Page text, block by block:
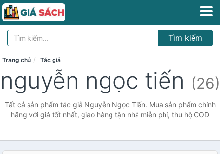
Tìm kiếm
Trang chủ Tác giả
nguyễn ngọc tiến (26)
Tất cả sản phẩm tác giả Nguyễn Ngọc Tiến. Mua sản phẩm chính
hãng với giá tốt nhất, giao hàng tận nhà miễn phí, thu hộ COD